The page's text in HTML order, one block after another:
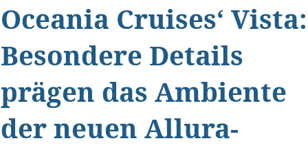
Oceania Cruises‘ Vista:
Besondere Details
prägen das Ambiente
der neuen Allura-